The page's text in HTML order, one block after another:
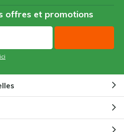
offres et promotions